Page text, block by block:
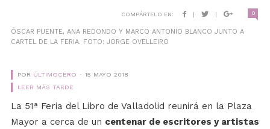
COMPÁRTELO EN: | | 0
ÓSCAR PUENTE, ANA REDONDO Y MARCO ANTONIO BLANCO JUNTO A
CARTEL DE LA FERIA. FOTO: JORGE OVELLEIRO
POR ÚLTIMOCERO
15 MAYO 2018
LEER MÁS TARDE
La 51ª Feria del Libro de Valladolid reunirá en la Plaza
Mayor a cerca de un centenar de escritores y artistas